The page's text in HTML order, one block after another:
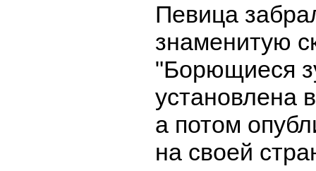
Певица
знаменитую
"Борющиеся
установлена
а потом
на своей